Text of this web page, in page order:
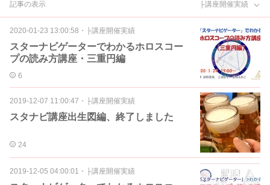
記事の表示 ├講座開催実績
2020-01-23 13:00:58 ・ ├講座開催実績
スターナビゲーターでわかるホロスコー
プの読み方講座・三重円編
6
2019-12-07 11:00:47 ・ ├講座開催実績
スタナビ講座出生図編、終了しました
24
2019-12-05 04:00:01 ・ ├講座開催実績